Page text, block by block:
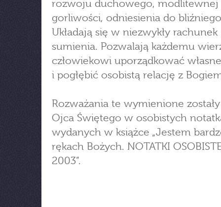
rozwoju duchowego, modlitewnej
gorliwości, odniesienia do
Układają się w niezwykły rachunek
sumienia. Pozwalają każdemu
człowiekowi uporządkować
i pogłębić osobistą relację z
Rozważania te wymienione
Ojca Świętego w osobistych
wydanych w książce „Jestem
rękach Bożych. NOTATKI
2003”.